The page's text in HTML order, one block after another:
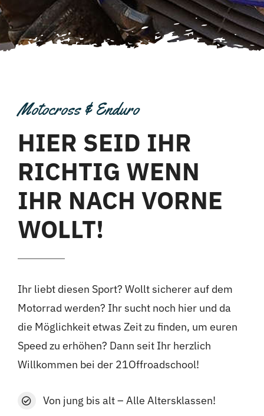
Motocross & Enduro
HIER SEID IHR
RICHTIG WENN
IHR NACH VORNE
WOLLT!
Ihr liebt diesen Sport? Wollt sicherer auf dem
Motorrad werden? Ihr sucht noch hier und da
die Möglichkeit etwas Zeit zu finden, um euren
Speed zu erhöhen? Dann seit Ihr herzlich
Willkommen bei der 21Offroadschool!
Von jung bis alt – Alle Altersklassen!